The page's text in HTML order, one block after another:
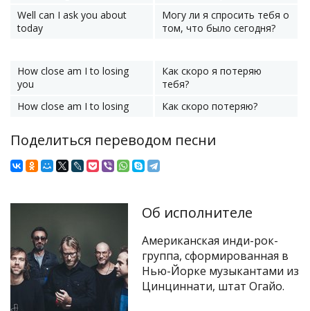
Well can I ask you about
today
Могу ли я спросить тебя о
том, что было сегодня?
How close am I to losing
you
Как скоро я потеряю
тебя?
How close am I to losing
Как скоро потеряю?
Поделиться переводом песни
Об исполнителе
Американская инди-рок-
группа, сформированная в
Нью-Йорке музыкантами из
Цинциннати, штат Огайо.